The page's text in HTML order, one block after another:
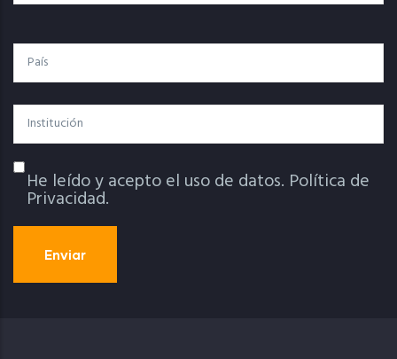
País
Institución
Política De Privacidad
He leído y acepto el uso de datos. Política de
Privacidad.